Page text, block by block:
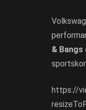
& Bangs
https://